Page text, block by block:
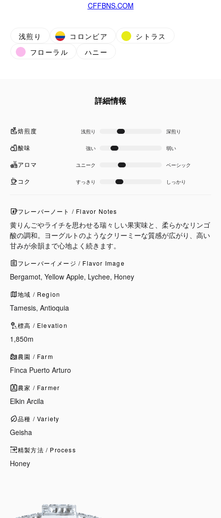
CFFBNS.COM
浅煎り コロンビア
シトラス
フローラル
ハニー
詳細情報
焙煎度 浅煎り 深煎り
酸味 強い 弱い
アロマ ユニーク ベーシック
コク すっきり しっかり
フレーバーノート / Flavor Notes
黄りんごやライチを思わせる瑞々しい果実味と、柔らかなリンゴ
酸の調和。ヨーグルトのようなクリーミーな質感が広がり、高い
甘みが余韻まで心地よく続きます。
フレーバーイメージ / Flavor Image
Bergamot, Yellow Apple, Lychee, Honey
地域 / Region
Tamesis, Antioquia
標高 / Elevation
1,850m
農園 / Farm
Finca Puerto Arturo
農家 / Farmer
Elkin Arcila
品種 / Variety
Geisha
精製方法 / Process
Honey